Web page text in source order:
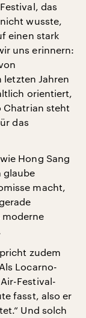
das
wusste,
einen stark
uns erinnern:
letzten Jahren
orientiert,
Chatrian steht
das
Hong Sang
glaube
macht,
moderne
zudem
Locarno-
Festival-
fasst, also er
Und solch